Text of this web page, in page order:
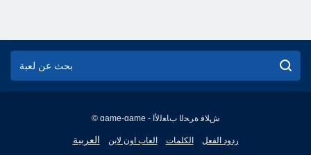
© game-game - ﺵﻼ ﻓ ﺓﺮﺤﻟﺍ ﺏﺎﻌﻟﻷ ﺍ
العربية
English
العاب اون لاين الكلمات ردود الفعل